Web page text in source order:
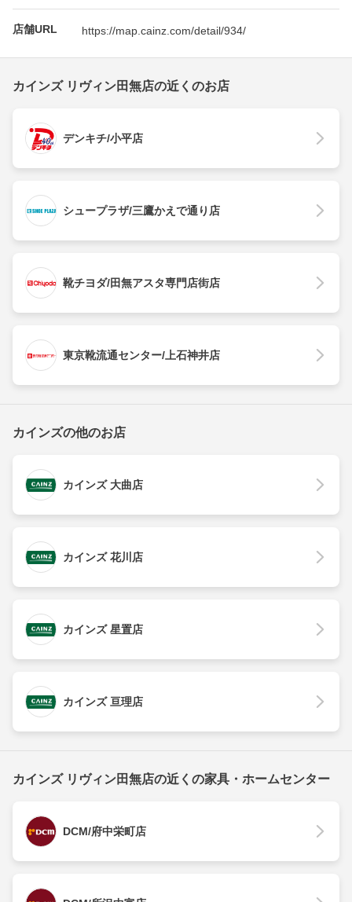
店舗URL https://map.cainz.com/detail/934/
カインズ リヴィン田無店の近くのお店
デンキチ/小平店
シュープラザ/三鷹かえで通り店
靴チヨダ/田無アスタ専門店街店
東京靴流通センター/上石神井店
カインズの他のお店
カインズ 大曲店
カインズ 花川店
カインズ 星置店
カインズ 亘理店
カインズ リヴィン田無店の近くの家具・ホームセンター
DCM/府中栄町店